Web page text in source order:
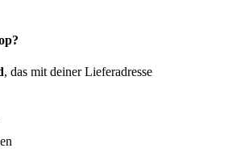
, das mit deiner Lieferadresse